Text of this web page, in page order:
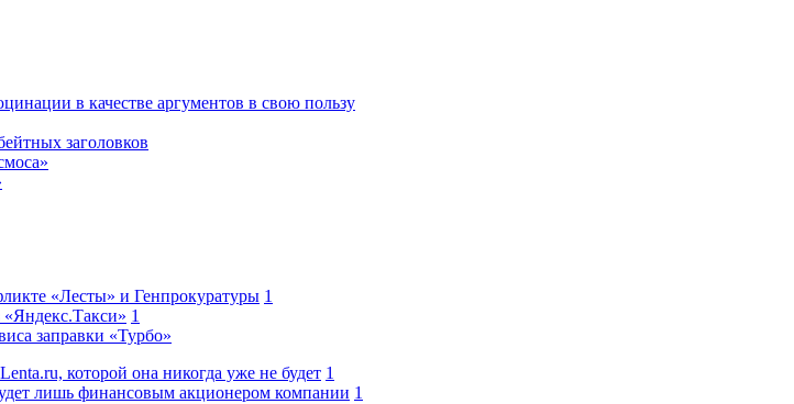
в качестве аргументов в свою пользу
заголовков
«Лесты» и Генпрокуратуры 1
1
заправки «Турбо»
которой она никогда уже не будет 1
лишь финансовым акционером компании 1